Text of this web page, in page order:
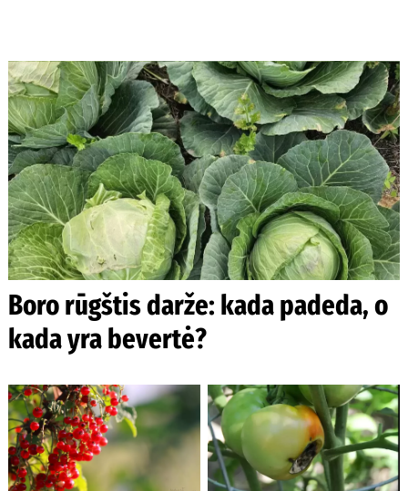
Boro rūgštis darže: kada padeda, o
kada yra bevertė?